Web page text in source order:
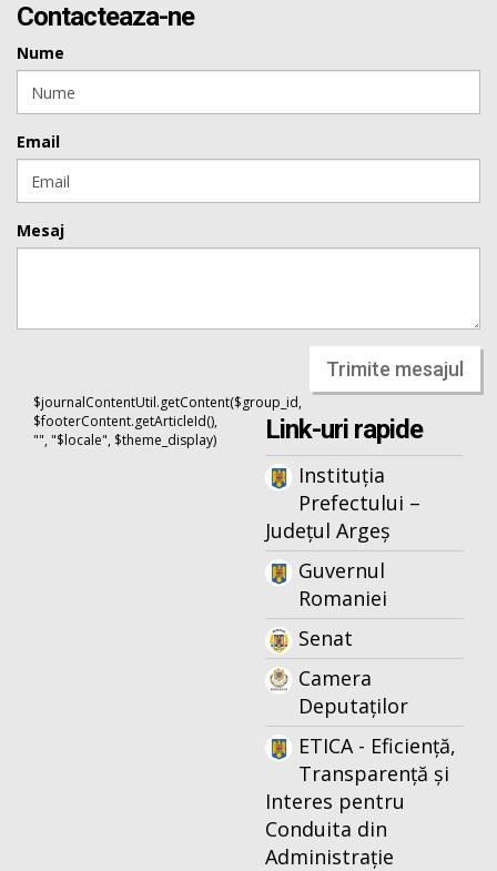
Contacteaza-ne
Nume
Email
Mesaj
Trimite mesajul
$journalContentUtil.getContent($group_id,
$footerContent.getArticleId(),
"", "$locale", $theme_display)
Link-uri rapide
Instituția
Prefectului –
Județul Argeș
Guvernul
Romaniei
Senat
Camera
Deputaților
ETICA - Eficiență,
Transparență și
Interes pentru
Conduita din
Administrație